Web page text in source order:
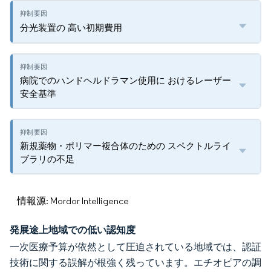
分光装置の 高い初期費用
病院でのハンドヘルドラマン使用に おけるレーザー
安全基準
新規薬物・ポリマー複合体のための スペクトルライ
ブラリの不足
情報源: Mordor Intelligence
発展途上地域での低い認知度
一次医療予算が依然として圧迫されている地域では、認証
技術に関する誤解が根強く残っています。エチオピアの調